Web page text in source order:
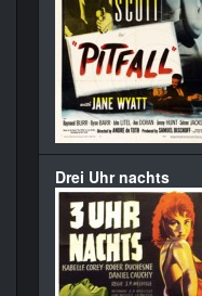
Drei Uhr nachts